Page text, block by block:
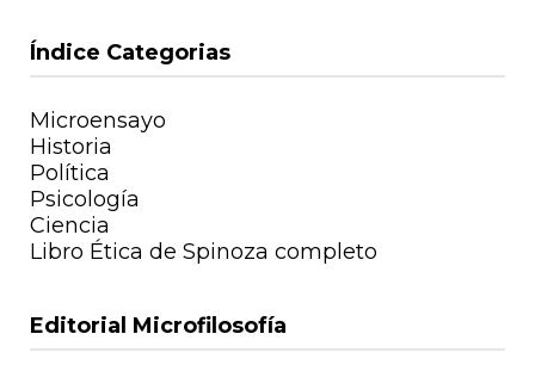
Índice Categorias
Microensayo
Historia
Política
Psicología
Ciencia
Libro Ética de Spinoza completo
Editorial Microfilosofía